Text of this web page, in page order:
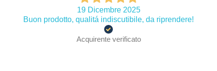
19 Dicembre 2025
Buon prodotto, qualitá indiscutibile, da riprendere!
Acquirente verificato